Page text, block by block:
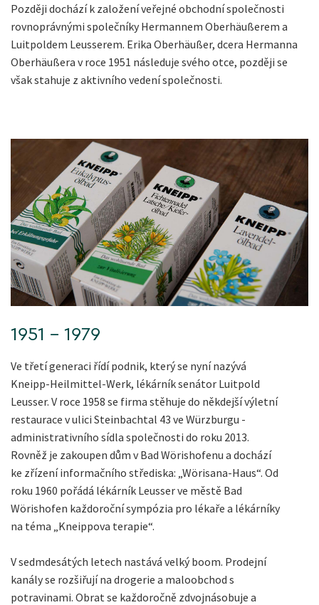
Později dochází k založení veřejné obchodní společnosti
rovnoprávnými společníky Hermannem Oberhäußerem a
Luitpoldem Leusserem. Erika Oberhäußer, dcera Hermanna
Oberhäußera v roce 1951 následuje svého otce, později se
však stahuje z aktivního vedení společnosti.
1951 – 1979
Ve třetí generaci řídí podnik, který se nyní nazývá
Kneipp-Heilmittel-Werk, lékárník senátor Luitpold
Leusser. V roce 1958 se firma stěhuje do někdejší výletní
restaurace v ulici Steinbachtal 43 ve Würzburgu -
administrativního sídla společnosti do roku 2013.
Rovněž je zakoupen dům v Bad Wörishofenu a dochází
ke zřízení informačního střediska: „Wörisana-Haus“. Od
roku 1960 pořádá lékárník Leusser ve městě Bad
Wörishofen každoroční sympózia pro lékaře a lékárníky
na téma „Kneippova terapie“.
V sedmdesátých letech nastává velký boom. Prodejní
kanály se rozšiřují na drogerie a maloobchod s
potravinami. Obrat se každoročně zdvojnásobuje a